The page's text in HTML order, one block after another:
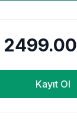
2499.00
Kayıt Ol